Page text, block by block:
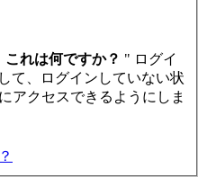
これは何ですか？ " ログイ
て、ログインしていない状
アクセスできるようにしま